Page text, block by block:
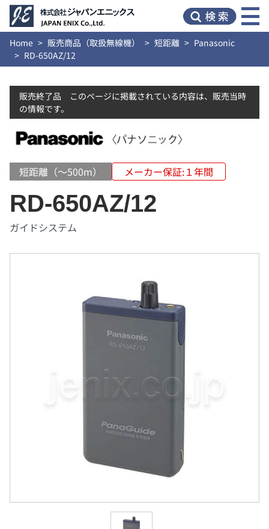
Home 販売商品（取扱無線機） 短距離
Panasonic
RD-650AZ/12
販売終了品 このページに掲載されている内容は、販売当時
の情報です。
短距離（～500m） メーカー保証:１年間
RD-650AZ/12
ガイドシステム